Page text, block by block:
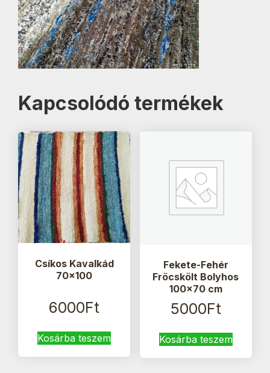
Kapcsolódó termékek
Csíkos Kavalkád
70×100
6000Ft
Kosárba teszem
Fekete-Fehér
Fröcskölt Bolyhos
100×70 cm
5000Ft
Kosárba teszem